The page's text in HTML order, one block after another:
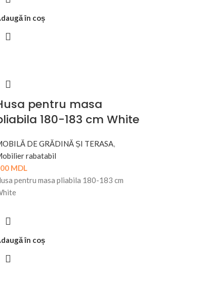
în coș
pentru masa
180-183 cm White
DE GRĂDINĂ ȘI TERASA,
rabatabil
MDL
pentru masa pliabila 180-183 cm
în coș